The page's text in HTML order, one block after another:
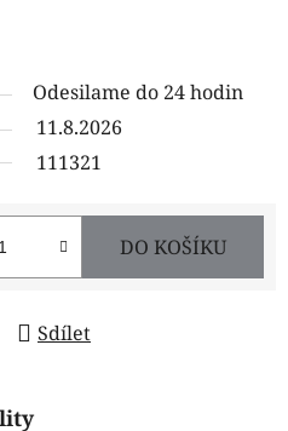
Odesilame do 24 hodin
11.8.2026
111321
DO KOŠÍKU
Sdílet